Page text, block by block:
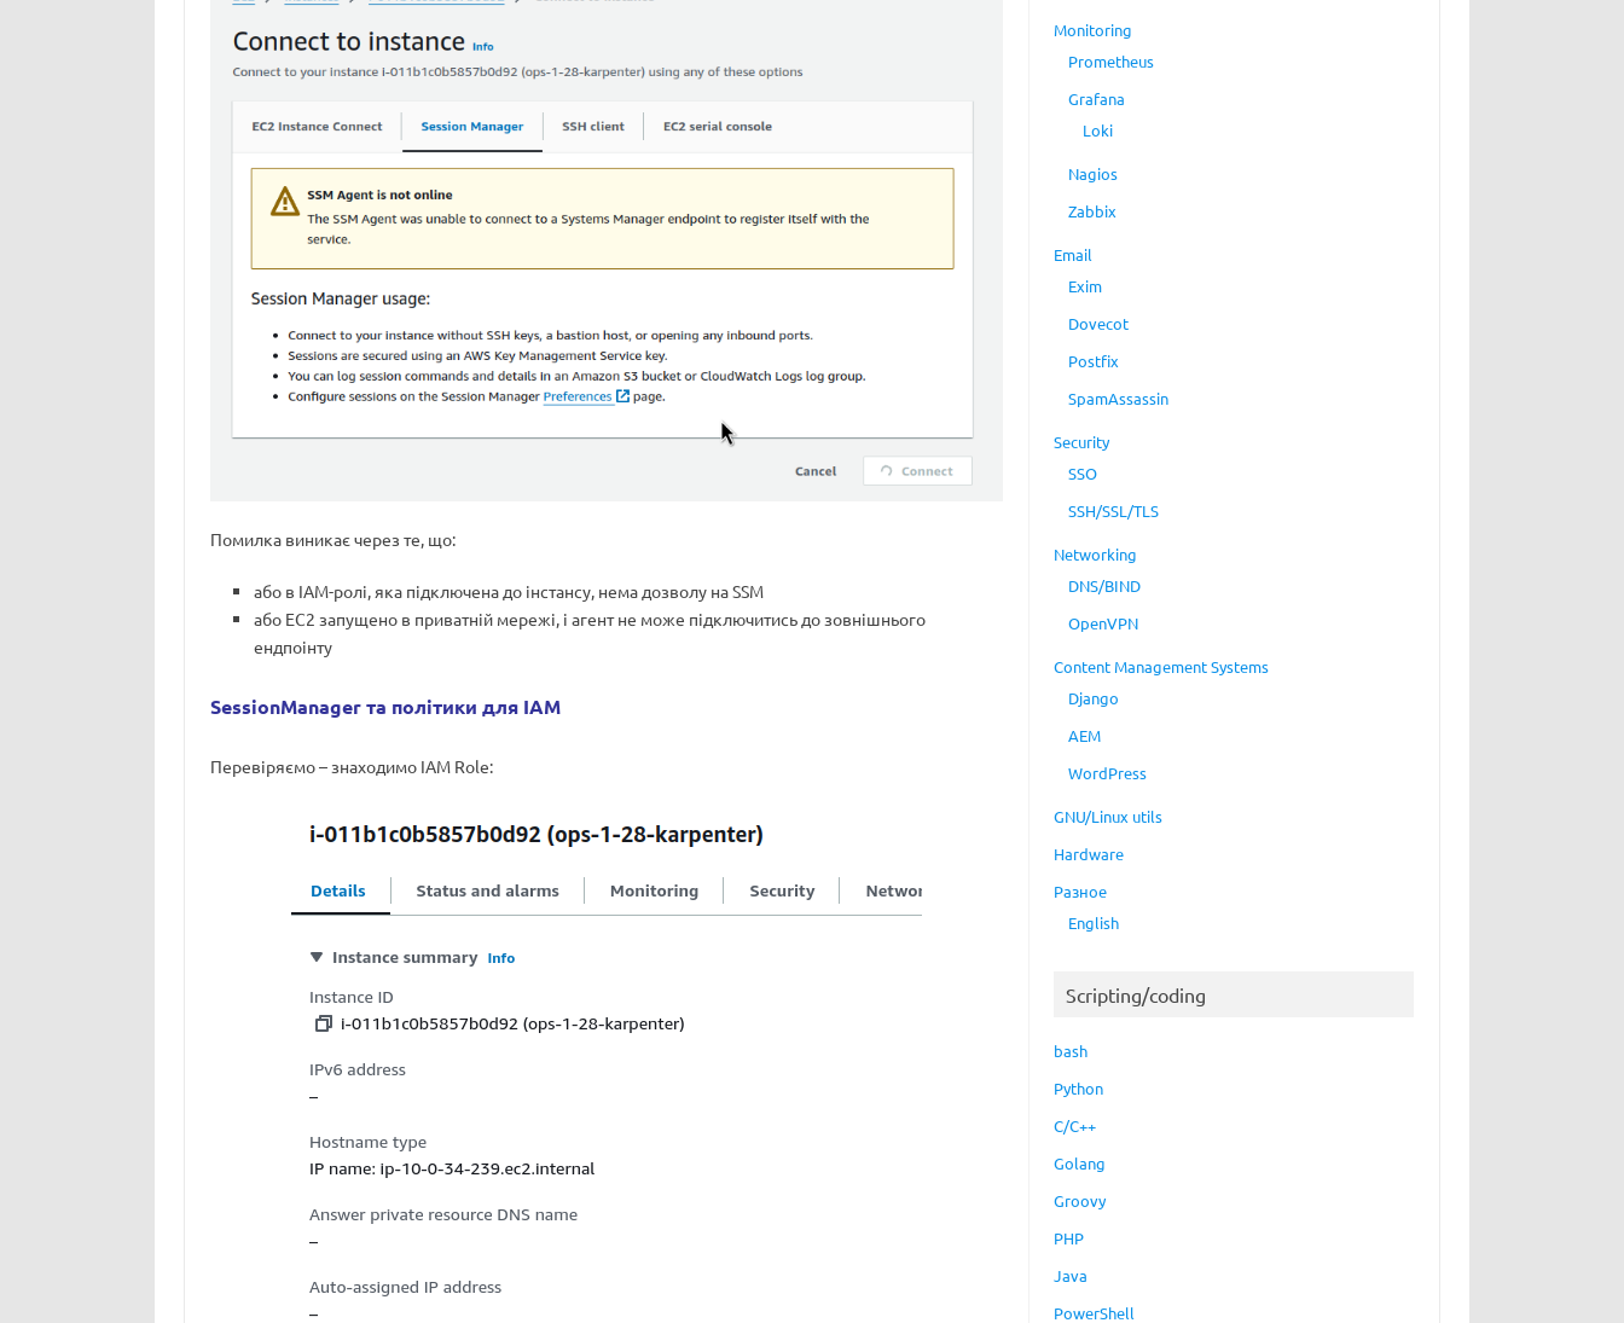
Помилка виникає через те, що:
або в IAM-ролі, яка підключена до інстансу, нема дозволу на SSM
або EC2 запущено в приватній мережі, і агент не може підключитись до зовнішнього
ендпоінту
SessionManager та політики для IAM
Перевіряємо – знаходимо IAM Role:
Monitoring
Prometheus
Grafana
Loki
Nagios
Zabbix
Email
Exim
Dovecot
Postfix
SpamAssassin
Security
SSO
SSH/SSL/TLS
Networking
DNS/BIND
OpenVPN
Content Management Systems
Django
AEM
WordPress
GNU/Linux utils
Hardware
Разное
English
Scripting/coding
bash
Python
C/C++
Golang
Groovy
PHP
Java
PowerShell